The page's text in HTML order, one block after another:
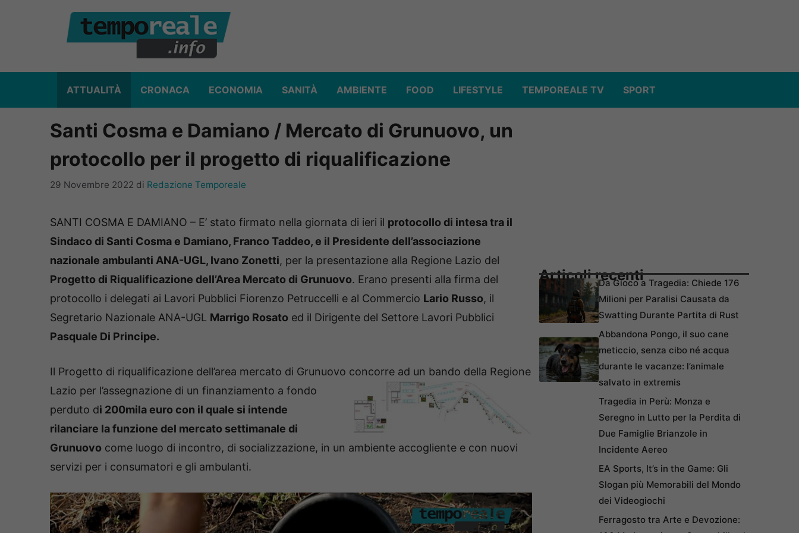
ATTUALITÀ CRONACA ECONOMIA SANITÀ AMBIENTE FOOD LIFESTYLE TEMPOREALE TV SPORT
Santi Cosma e Damiano / Mercato di Grunuovo, un
protocollo per il progetto di riqualificazione
29 Novembre 2022 di Redazione Temporeale
SANTI COSMA E DAMIANO – E’ stato firmato nella giornata di ieri il protocollo di intesa tra il
Sindaco di Santi Cosma e Damiano, Franco Taddeo, e il Presidente dell’associazione
nazionale ambulanti ANA-UGL, Ivano Zonetti, per la presentazione alla Regione Lazio del
Progetto di Riqualificazione dell’Area Mercato di Grunuovo. Erano presenti alla firma del
protocollo i delegati ai Lavori Pubblici Fiorenzo Petruccelli e al Commercio Lario Russo, il
Segretario Nazionale ANA-UGL Marrigo Rosato ed il Dirigente del Settore Lavori Pubblici
Pasquale Di Principe.
Il Progetto di riqualificazione dell’area mercato di Grunuovo concorre ad un bando della Regione
Lazio per l’assegnazione di un finanziamento a fondo
perduto di 200mila euro con il quale si intende
rilanciare la funzione del mercato settimanale di
Grunuovo come luogo di incontro, di socializzazione, in un ambiente accogliente e con nuovi
servizi per i consumatori e gli ambulanti.
Articoli recentiDa Gioco a Tragedia: Chiede 176
Milioni per Paralisi Causata da
Swatting Durante Partita di Rust
Abbandona Pongo, il suo cane
meticcio, senza cibo né acqua
durante le vacanze: l’animale
salvato in extremis
Tragedia in Perù: Monza e
Seregno in Lutto per la Perdita di
Due Famiglie Brianzole in
Incidente Aereo
EA Sports, It’s in the Game: Gli
Slogan più Memorabili del Mondo
dei Videogiochi
Ferragosto tra Arte e Devozione: